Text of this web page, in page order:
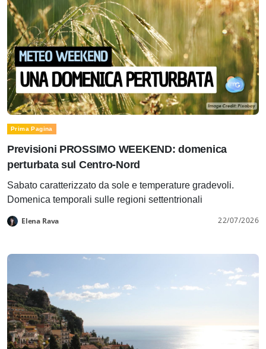
Prima Pagina
Previsioni PROSSIMO WEEKEND: domenica
perturbata sul Centro-Nord
Sabato caratterizzato da sole e temperature gradevoli.
Domenica temporali sulle regioni settentrionali
Elena Rava 22/07/2026